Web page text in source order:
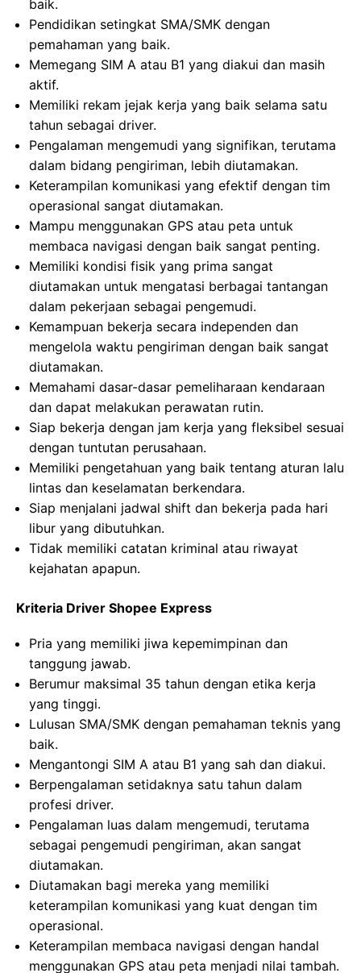
baik.
Pendidikan setingkat SMA/SMK dengan
pemahaman yang baik.
Memegang SIM A atau B1 yang diakui dan masih
aktif.
Memiliki rekam jejak kerja yang baik selama satu
tahun sebagai driver.
Pengalaman mengemudi yang signifikan, terutama
dalam bidang pengiriman, lebih diutamakan.
Keterampilan komunikasi yang efektif dengan tim
operasional sangat diutamakan.
Mampu menggunakan GPS atau peta untuk
membaca navigasi dengan baik sangat penting.
Memiliki kondisi fisik yang prima sangat
diutamakan untuk mengatasi berbagai tantangan
dalam pekerjaan sebagai pengemudi.
Kemampuan bekerja secara independen dan
mengelola waktu pengiriman dengan baik sangat
diutamakan.
Memahami dasar-dasar pemeliharaan kendaraan
dan dapat melakukan perawatan rutin.
Siap bekerja dengan jam kerja yang fleksibel sesuai
dengan tuntutan perusahaan.
Memiliki pengetahuan yang baik tentang aturan lalu
lintas dan keselamatan berkendara.
Siap menjalani jadwal shift dan bekerja pada hari
libur yang dibutuhkan.
Tidak memiliki catatan kriminal atau riwayat
kejahatan apapun.
Kriteria Driver Shopee Express
Pria yang memiliki jiwa kepemimpinan dan
tanggung jawab.
Berumur maksimal 35 tahun dengan etika kerja
yang tinggi.
Lulusan SMA/SMK dengan pemahaman teknis yang
baik.
Mengantongi SIM A atau B1 yang sah dan diakui.
Berpengalaman setidaknya satu tahun dalam
profesi driver.
Pengalaman luas dalam mengemudi, terutama
sebagai pengemudi pengiriman, akan sangat
diutamakan.
Diutamakan bagi mereka yang memiliki
keterampilan komunikasi yang kuat dengan tim
operasional.
Keterampilan membaca navigasi dengan handal
menggunakan GPS atau peta menjadi nilai tambah.